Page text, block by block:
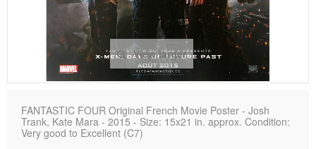
View larger
FANTASTIC FOUR Original French Movie Poster - Josh
Trank, Kate Mara - 2015 - Size: 15x21 in. approx. Condition:
Very good to Excellent (C7)